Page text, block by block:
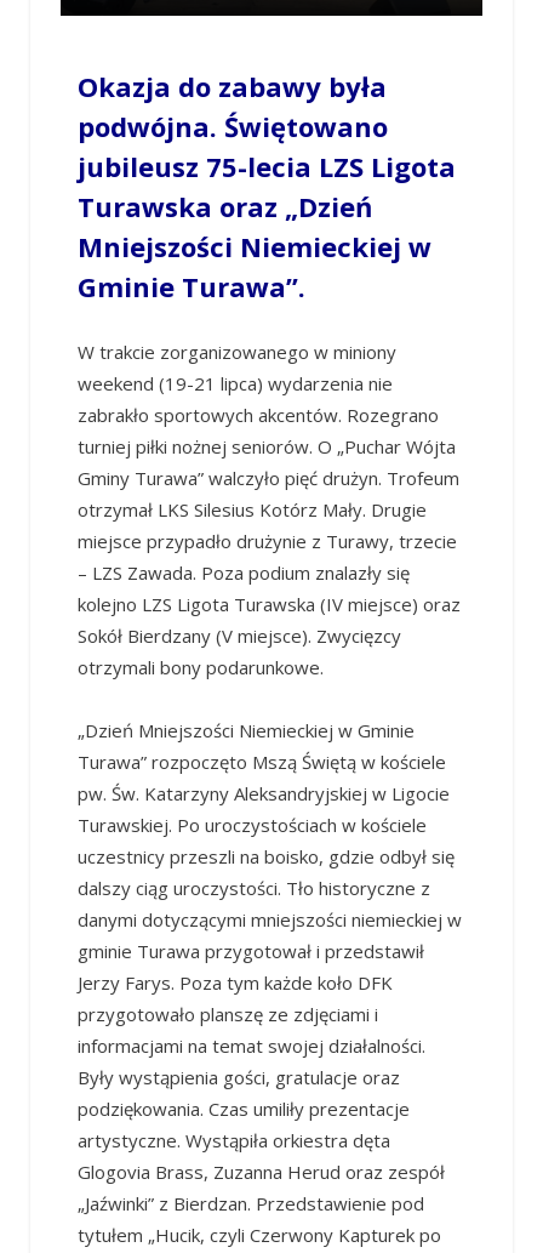
Okazja do zabawy była
podwójna. Świętowano
jubileusz 75-lecia LZS Ligota
Turawska oraz „Dzień
Mniejszości Niemieckiej w
Gminie Turawa”.
W trakcie zorganizowanego w miniony
weekend (19-21 lipca) wydarzenia nie
zabrakło sportowych akcentów. Rozegrano
turniej piłki nożnej seniorów. O „Puchar Wójta
Gminy Turawa” walczyło pięć drużyn. Trofeum
otrzymał LKS Silesius Kotórz Mały. Drugie
miejsce przypadło drużynie z Turawy, trzecie
– LZS Zawada. Poza podium znalazły się
kolejno LZS Ligota Turawska (IV miejsce) oraz
Sokół Bierdzany (V miejsce). Zwycięzcy
otrzymali bony podarunkowe.
„Dzień Mniejszości Niemieckiej w Gminie
Turawa” rozpoczęto Mszą Świętą w kościele
pw. Św. Katarzyny Aleksandryjskiej w Ligocie
Turawskiej. Po uroczystościach w kościele
uczestnicy przeszli na boisko, gdzie odbył się
dalszy ciąg uroczystości. Tło historyczne z
danymi dotyczącymi mniejszości niemieckiej w
gminie Turawa przygotował i przedstawił
Jerzy Farys. Poza tym każde koło DFK
przygotowało planszę ze zdjęciami i
informacjami na temat swojej działalności.
Były wystąpienia gości, gratulacje oraz
podziękowania. Czas umiliły prezentacje
artystyczne. Wystąpiła orkiestra dęta
Glogovia Brass, Zuzanna Herud oraz zespół
„Jaźwinki” z Bierdzan. Przedstawienie pod
tytułem „Hucik, czyli Czerwony Kapturek po